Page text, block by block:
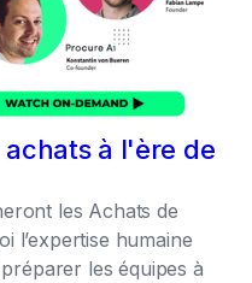
à l'ère de
les Achats de
l’expertise humaine
les équipes à